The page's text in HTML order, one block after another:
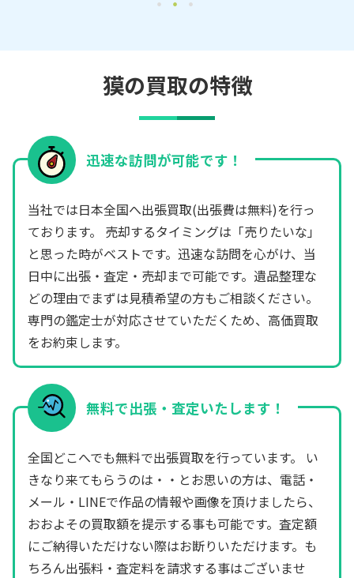
獏の買取の特徴
迅速な訪問が可能です！
当社では日本全国へ出張買取(出張費は無料)を行っ
ております。 売却するタイミングは「売りたいな」
と思った時がベストです。迅速な訪問を心がけ、当
日中に出張・査定・売却まで可能です。遺品整理な
どの理由でまずは見積希望の方もご相談ください。
専門の鑑定士が対応させていただくため、高価買取
をお約束します。
無料で出張・査定いたします！
全国どこへでも無料で出張買取を行っています。 い
きなり来てもらうのは・・とお思いの方は、電話・
メール・LINEで作品の情報や画像を頂けましたら、
おおよその買取額を提示する事も可能です。査定額
にご納得いただけない際はお断りいただけます。も
ちろん出張料・査定料を請求する事はございませ